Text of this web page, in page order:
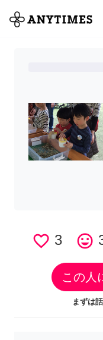
全て
favorite_border 3 tag_faces
この人
まずは